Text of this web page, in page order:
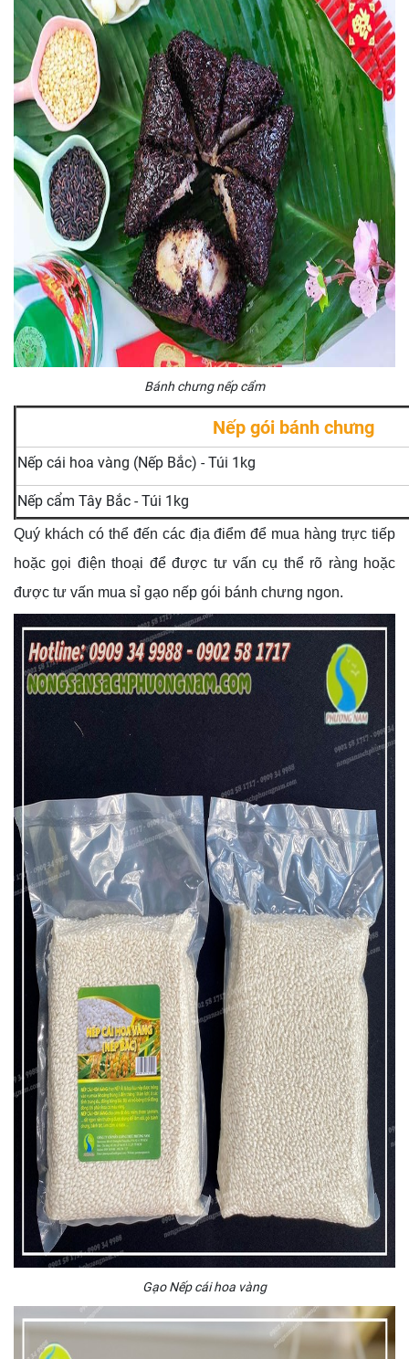
Bánh chưng nếp cẩm
Nếp gói bánh chưng
Nếp cái hoa vàng (Nếp Bắc) - Túi 1kg
Nếp cẩm Tây Bắc - Túi 1kg
Quý khách có thể đến các địa điểm để mua hàng trực tiếp
hoặc gọi điện thoại để được tư vấn cụ thể rõ ràng hoặc
được tư vấn mua sỉ gạo nếp gói bánh chưng ngon.
Gạo Nếp cái hoa vàng